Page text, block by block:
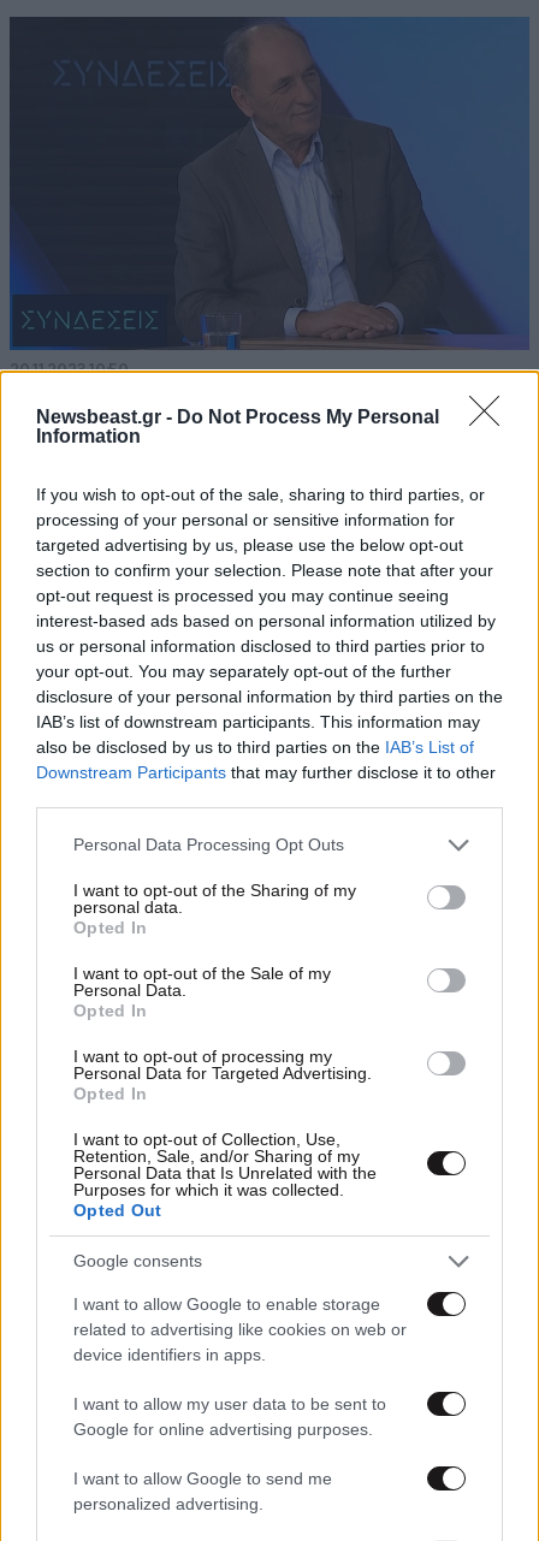
Newsbeast.gr - Do Not Process My Personal
Information
If you wish to opt-out of the sale, sharing to third parties, or
processing of your personal or sensitive information for
targeted advertising by us, please use the below opt-out
section to confirm your selection. Please note that after your
opt-out request is processed you may continue seeing
interest-based ads based on personal information utilized by
us or personal information disclosed to third parties prior to
your opt-out. You may separately opt-out of the further
disclosure of your personal information by third parties on the
IAB’s list of downstream participants. This information may
also be disclosed by us to third parties on the IAB’s List of
Downstream Participants that may further disclose it to other
Please note that this website/app uses one or more Google
not limited to your visit or usage behaviour. You may click to
grant or deny consent to Google and its third-party tags to
use your data for below specified purposes in below Google
consent section.
Personal Data Processing Opt Outs
I want to opt-out of the Sharing of my
personal data.
Opted In
I want to opt-out of the Sale of my
Personal Data.
Opted In
I want to opt-out of processing my
Personal Data for Targeted Advertising.
Opted In
I want to opt-out of Collection, Use,
Retention, Sale, and/or Sharing of my
Personal Data that Is Unrelated with the
Purposes for which it was collected.
Opted Out
Google consents
I want to allow Google to enable storage
related to advertising like cookies on web or
device identifiers in apps.
I want to allow my user data to be sent to
Google for online advertising purposes.
I want to allow Google to send me
personalized advertising.
20·11·2023 10:50
Σταθάκης: Η αντιπαράθεση του Κασσελάκη είναι με την
Αριστερά και με το 50% της βάσης του ΣΥΡΙΖΑ
Σταθάκης: Δεν ήταν προϊόν φόρων το μαξιλάρι των 37
«λαϊκιστές» Πολάκη και Παππά
14·11·2023 07:01
Στη Γερμανία αναλύουν τις δύο μεγάλες νίκες της ΝΔ
του Μητσοτάκη, η αναφορά στον Τσίπρα και το παιχνίδι
της Αχτσιόγλου